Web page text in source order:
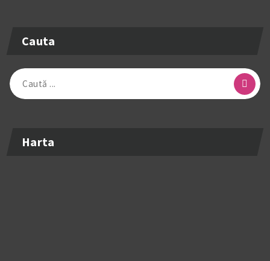
Cauta
Caută
după:
Harta